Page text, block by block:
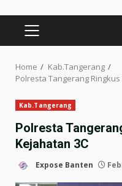
PRIMARY
MENU
Home
Kab.Tangerang
Polresta Tangerang
Kab.Tangerang
Polresta
Kejahatan 3C
Expose Banten